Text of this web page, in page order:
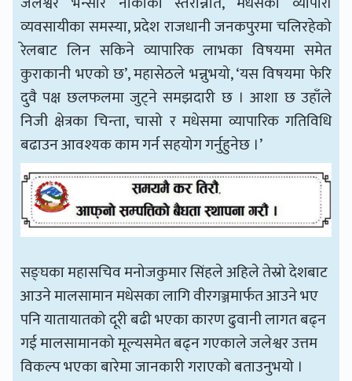
व्यवसायीका समस्या, प्रदेश राजधानी जनकपुरमा चलिरहेको
रेलबाट लिन सकिने व्यापारिक लाभका विषयमा समेत
कुराकानी भएको छ’, महासेठले भन्नुभयो, ‘यस विषयमा फेरि
दुवै पक्ष छलफलमा जुट्ने समझदारी छ । आशा छ उहाँले
निजी क्षेत्रका चिन्ता, चासो र मधेसमा व्यापारिक गतिविधि
बढाउन आवश्यक काम गर्न सहयोग गर्नुहुनेछ ।’
सङ्घका महासचिव मनोजकुमार सिंहले अहिले तेस्रो देशबाट
आउने मालसामान मधेसका लागि वीरगञ्जमार्फत आउने भए
पनि यातायातको दूरी बढी भएका कारण ढुवानी लागत बढ्न
गई मालसामानको मूल्यसमेत बढ्न गएकाले जलेश्वर उत्तम
विकल्प भएका बारेमा जानकारी गराएको बताउनुभयो ।